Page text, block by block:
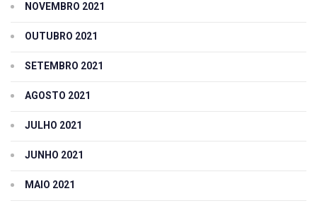
NOVEMBRO 2021
OUTUBRO 2021
SETEMBRO 2021
AGOSTO 2021
JULHO 2021
JUNHO 2021
MAIO 2021